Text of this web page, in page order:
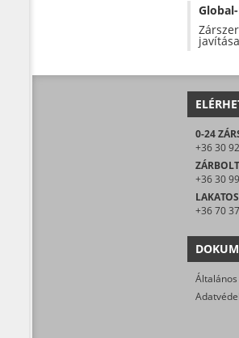
0-24
+36 30
+36 30
+36 70